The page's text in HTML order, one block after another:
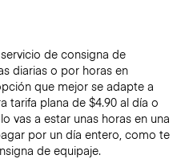
servicio de consigna de
diarias o por horas en
que mejor se adapte a
tarifa plana de $4.90 al día o
vas a estar unas horas en una
por un día entero, como te
de equipaje.